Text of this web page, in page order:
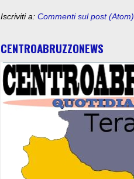
Iscriviti a: Commenti sul post (Atom)
CENTROABRUZZONEWS